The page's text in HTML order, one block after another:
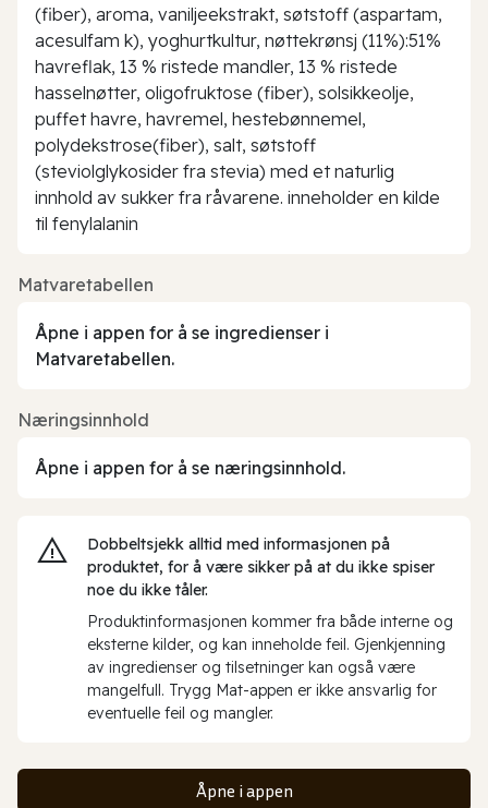
(fiber), aroma, vaniljeekstrakt, søtstoff (aspartam,
acesulfam k), yoghurtkultur, nøttekrønsj (11%):51%
havreflak, 13 % ristede mandler, 13 % ristede
hasselnøtter, oligofruktose (fiber), solsikkeolje,
puffet havre, havremel, hestebønnemel,
polydekstrose(fiber), salt, søtstoff
(steviolglykosider fra stevia) med et naturlig
innhold av sukker fra råvarene. inneholder en kilde
til fenylalanin
Matvaretabellen
Åpne i appen for å se ingredienser i
Matvaretabellen.
Næringsinnhold
Åpne i appen for å se næringsinnhold.
Dobbeltsjekk alltid med informasjonen på
produktet, for å være sikker på at du ikke spiser
noe du ikke tåler.
Produktinformasjonen kommer fra både interne og
eksterne kilder, og kan inneholde feil. Gjenkjenning
av ingredienser og tilsetninger kan også være
mangelfull. Trygg Mat-appen er ikke ansvarlig for
eventuelle feil og mangler.
Åpne i appen